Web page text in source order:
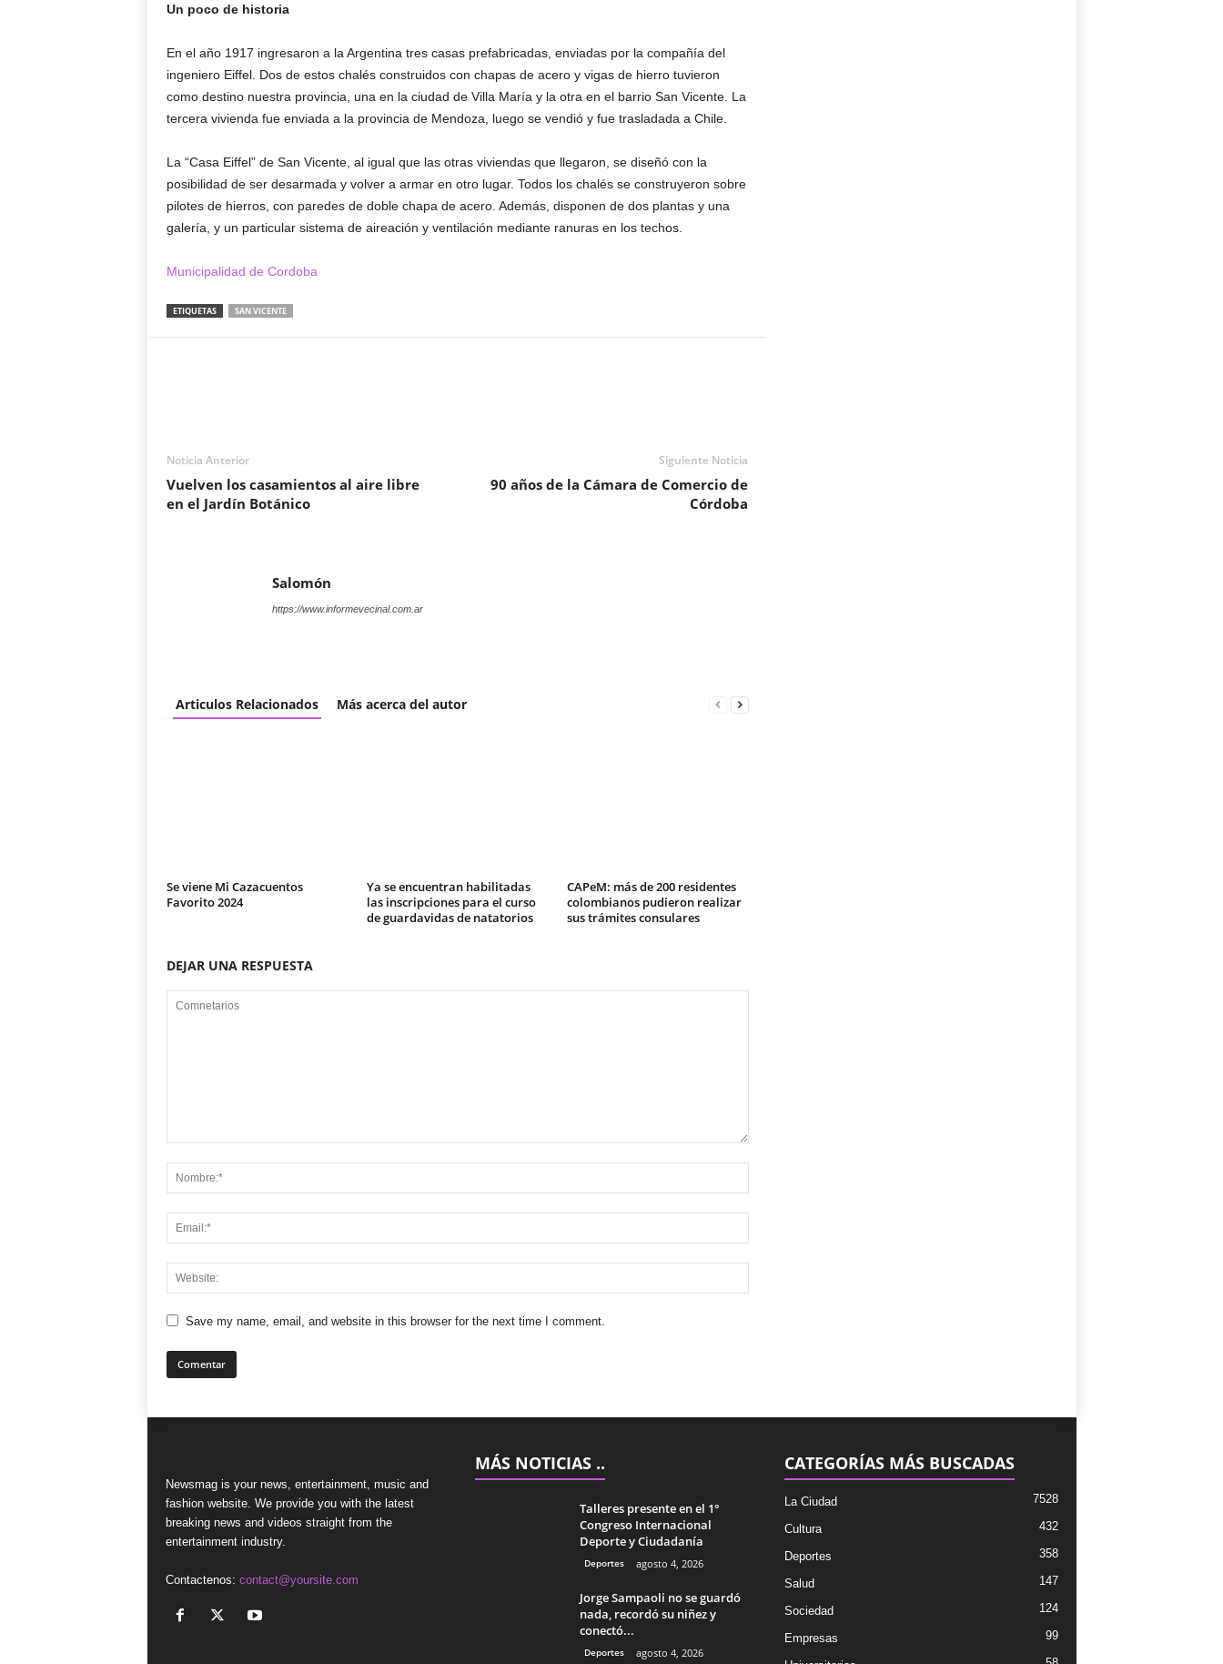
Un poco de historia
En el año 1917 ingresaron a la Argentina tres casas prefabricadas, enviadas por la compañía del
ingeniero Eiffel. Dos de estos chalés construidos con chapas de acero y vigas de hierro tuvieron
como destino nuestra provincia, una en la ciudad de Villa María y la otra en el barrio San Vicente. La
tercera vivienda fue enviada a la provincia de Mendoza, luego se vendió y fue trasladada a Chile.
La “Casa Eiffel” de San Vicente, al igual que las otras viviendas que llegaron, se diseñó con la
posibilidad de ser desarmada y volver a armar en otro lugar. Todos los chalés se construyeron sobre
pilotes de hierros, con paredes de doble chapa de acero. Además, disponen de dos plantas y una
galería, y un particular sistema de aireación y ventilación mediante ranuras en los techos.
Municipalidad de Cordoba
ETIQUETAS SAN VICENTE
Noticia Anterior
Vuelven los casamientos al aire libre
en el Jardín Botánico
Siguiente Noticia
90 años de la Cámara de Comercio de
Córdoba
Salomón
https://www.informevecinal.com.ar
Articulos Relacionados Más acerca del autor
Se viene Mi Cazacuentos
Favorito 2024
Ya se encuentran habilitadas
las inscripciones para el curso
de guardavidas de natatorios
CAPeM: más de 200 residentes
colombianos pudieron realizar
sus trámites consulares
DEJAR UNA RESPUESTA
Save my name, email, and website in this browser for the next time I comment.
Newsmag is your news, entertainment, music and
fashion website. We provide you with the latest
breaking news and videos straight from the
entertainment industry.
Contactenos: contact@yoursite.com
MÁS NOTICIAS ..
Talleres presente en el 1°
Congreso Internacional
Deporte y Ciudadanía
Deportes agosto 4, 2026
Jorge Sampaoli no se guardó
nada, recordó su niñez y
conectó...
Deportes agosto 4, 2026
CATEGORÍAS MÁS BUSCADAS
La Ciudad 7528
Cultura 432
Deportes 358
Salud 147
Sociedad 124
Empresas 99